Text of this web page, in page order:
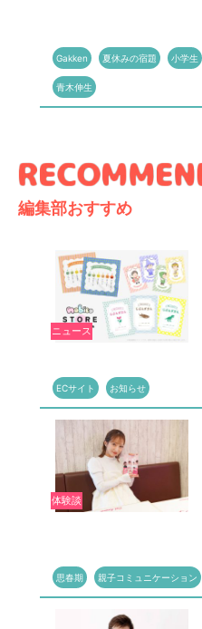
Gakken 夏休みの宿題 小学生
青木伸生
編集部おすすめ
ニュース
ECサイト お知らせ
体験談
思春期 親子コミュニケーション